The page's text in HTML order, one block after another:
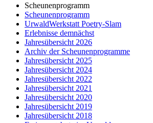
Scheunenprogramm
Scheunenprogramm
UrwaldWerkstatt Poetry-Slam
Erlebnisse demnächst
Jahresübersicht 2026
Archiv der Scheunenprogramme
Jahresübersicht 2025
Jahresübersicht 2024
Jahresübersicht 2022
Jahresübersicht 2021
Jahresübersicht 2020
Jahresübersicht 2019
Jahresübersicht 2018